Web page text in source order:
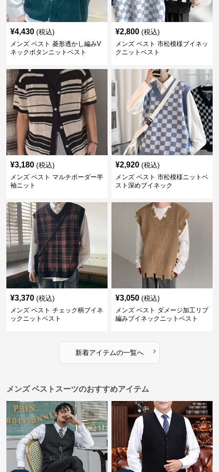
¥4,430 (税込)
メンズ ベスト 菱形透かし編みV
ネックボタンニットベスト
¥2,800 (税込)
メンズ ベスト 市松模様ブイネッ
クニットベスト
¥3,180 (税込)
メンズ ベスト マルチボーダー半
袖ニット
¥2,920 (税込)
メンズ ベスト 市松模様ニットベ
スト深めブイネック
¥3,370 (税込)
メンズ ベスト チェック柄ブイネ
ックニットベスト
¥3,050 (税込)
メンズ ベスト ダメージ加工リブ
編みブイネックニットベスト
新着アイテムの一覧へ ›
メンズ ベストスーツのおすすめアイテム